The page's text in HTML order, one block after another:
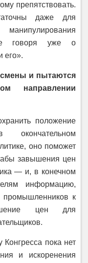
препятствовать.
даже для
говоря уже о
его».
и пытаются
направлении
положение
окончательном
оно поможет
завышения цен
— и, в конечном
информацию,
промышленников к
цен для
пока нет
и искоренения